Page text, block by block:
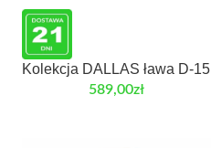
Kolekcja DALLAS ława D-15
589,00zł